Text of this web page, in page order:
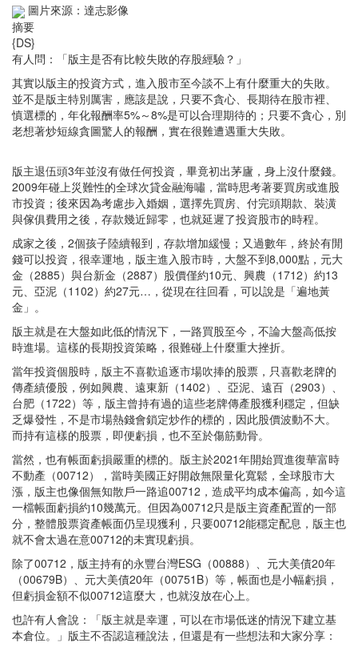
圖片來源：達志影像
摘要
{DS}
有人問：「版主是否有比較失敗的存股經驗？」
其實以版主的投資方式，進入股市至今談不上有什麼重大的失敗。
並不是版主特別厲害，應該是說，只要不貪心、長期待在股市裡、
慎選標的，年化報酬率5%～8%是可以合理期待的；只要不貪心，別
老想著炒短線貪圖驚人的報酬，實在很難遭遇重大失敗。
版主退伍頭3年並沒有做任何投資，畢竟初出茅廬，身上沒什麼錢。
2009年碰上災難性的全球次貸金融海嘯，當時思考著要買房或進股
市投資；後來因為考慮步入婚姻，選擇先買房、付完頭期款、裝潢
與傢俱費用之後，存款幾近歸零，也就延遲了投資股市的時程。
成家之後，2個孩子陸續報到，存款增加緩慢；又過數年，終於有閒
錢可以投資，很幸運地，版主進入股市時，大盤不到8,000點，元大
金（2885）與台新金（2887）股價僅約10元、興農（1712）約13
元、亞泥（1102）約27元…，從現在往回看，可以說是「遍地黃
金」。
版主就是在大盤如此低的情況下，一路買股至今，不論大盤高低按
時進場。這樣的長期投資策略，很難碰上什麼重大挫折。
當年投資個股時，版主不喜歡追逐市場吹捧的股票，只喜歡老牌的
傳產績優股，例如興農、遠東新（1402）、亞泥、遠百（2903）、
台肥（1722）等，版主曾持有過的這些老牌傳產股獲利穩定，但缺
乏爆發性，不是市場熱錢會鎖定炒作的標的，因此股價波動不大。
而持有這樣的股票，即便虧損，也不至於傷筋動骨。
當然，也有帳面虧損嚴重的標的。版主於2021年開始買進復華富時
不動產（00712），當時美國正好開啟無限量化寬鬆，全球股市大
漲，版主也像個無知散戶一路追00712，造成平均成本偏高，如今這
一檔帳面虧損約10幾萬元。但因為00712只是版主資產配置的一部
分，整體股票資產帳面仍呈現獲利，只要00712能穩定配息，版主也
就不會太過在意00712的未實現虧損。
除了00712，版主持有的永豐台灣ESG（00888）、元大美債20年
（00679B）、元大美債20年（00751B）等，帳面也是小幅虧損，
但虧損金額不似00712這麼大，也就沒放在心上。
也許有人會說：「版主就是幸運，可以在市場低迷的情況下建立基
本倉位。」版主不否認這種說法，但還是有一些想法和大家分享：